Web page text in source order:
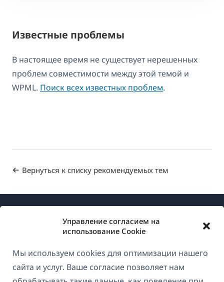
Управление согласием на
использование Cookie
Мы используем cookies для оптимизации нашего
сайта и услуг. Ваше согласие позволяет нам
Известные проблемы
В настоящее время не существует нерешенных
проблем совместимости между этой темой и
WPML. Поиск всех известных проблем.
Вернуться к списку рекомендуемых тем
О WPML
GDPR и политика конфиденциальности